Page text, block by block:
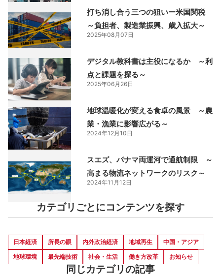
打ち消し合う三つの狙いー米国関税
～負担者、製造業振興、歳入拡大～
2025年08月07日
デジタル教科書は主役になるか ～利
点と課題を探る～
2025年06月26日
地球温暖化が変える食卓の風景 ～農
業・漁業に影響広がる～
2024年12月10日
スエズ、パナマ両運河で通航制限 ～
高まる物流ネットワークのリスク～
2024年11月12日
カテゴリごとにコンテンツを探す
日本経済 所長の眼 内外政治経済 地域再生
中国・アジア
地球環境
最先端技術 社会・生活 働き方改革 お知らせ
同じカテゴリの記事